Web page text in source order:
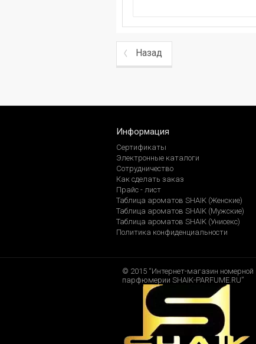
Назад
Информация
Сертификаты
Электронные каталоги
Сотрудничество
Как сделать заказ
Прайс - лист
Таблица ароматов SHAIK (Женские)
Таблица ароматов SHAIK (Мужские)
Таблица ароматов SHAIK (Унисекс)
Политика конфиденциальности
© 2015 “Интернет-магазин номерной
парфюмерии SHAIK-PARFUME.RU”